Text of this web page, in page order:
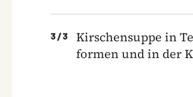
3/3
Kirschensuppe in
formen und in der